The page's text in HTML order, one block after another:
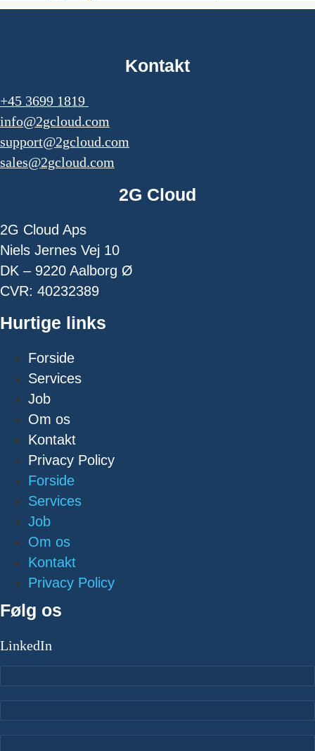
Kontakt
+45 3699 1819
info@2gcloud.com
support@2gcloud.com
sales@2gcloud.com
2G Cloud
2G Cloud Aps
Niels Jernes Vej 10
DK – 9220 Aalborg Ø
CVR: 40232389
Hurtige links
Forside
Services
Job
Om os
Kontakt
Privacy Policy
Forside
Services
Job
Om os
Kontakt
Privacy Policy
Følg os
LinkedIn